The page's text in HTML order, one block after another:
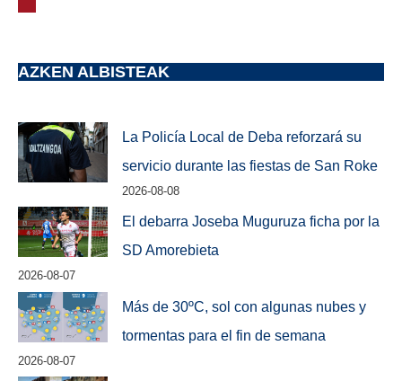
AZKEN ALBISTEAK
La Policía Local de Deba reforzará su
servicio durante las fiestas de San Roke
2026-08-08
El debarra Joseba Muguruza ficha por la
SD Amorebieta
2026-08-07
Más de 30ºC, sol con algunas nubes y
tormentas para el fin de semana
2026-08-07